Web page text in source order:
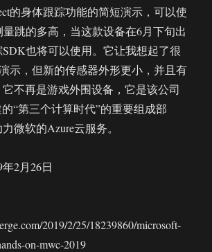
的身体跟踪功能的简短演示，可以使
跳的多高，当这款设备在6月下旬出
也将可以使用。它让我想起了很
示，但新的传感器外形更小，并且有
不再是游戏外围设备，它是该公司
“第三个计算时代”的重要组成部
微软的Azure云服务。
2月26日
2019/2/25/18239860/microsoft-
on-mwc-2019